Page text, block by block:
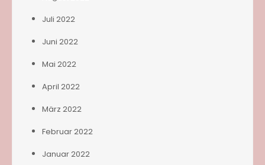
Juli 2022
Juni 2022
Mai 2022
April 2022
März 2022
Februar 2022
Januar 2022